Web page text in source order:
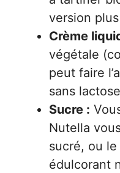
version
Crème
végétale
peut faire
sans
Sucre :
Nutella
sucré, ou
édulcorant